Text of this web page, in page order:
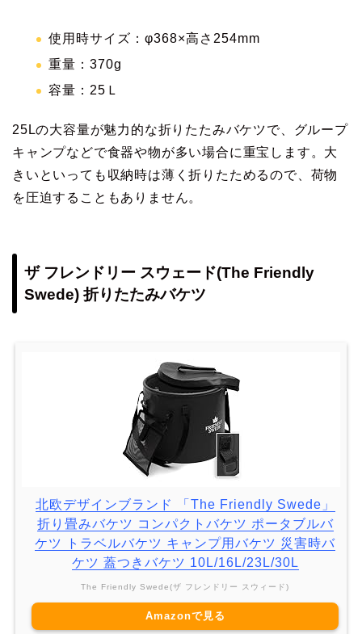
使用時サイズ：φ368×高さ254mm
重量：370g
容量：25Ｌ
25Lの大容量が魅力的な折りたたみバケツで、グループ
キャンプなどで食器や物が多い場合に重宝します。大
きいといっても収納時は薄く折りたためるので、荷物
を圧迫することもありません。
ザ フレンドリー スウェード(The Friendly
Swede) 折りたたみバケツ
北欧デザインブランド 「The Friendly Swede」
折り畳みバケツ コンパクトバケツ ポータブルバ
ケツ トラベルバケツ キャンプ用バケツ 災害時バ
ケツ 蓋つきバケツ 10L/16L/23L/30L
The Friendly Swede(ザ フレンドリー スウィード)
Amazonで見る